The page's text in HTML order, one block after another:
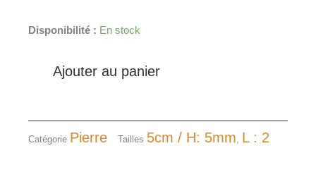
Disponibilité : En stock
quantité
d'agateAjouter au panier
Catégorie Pierre Tailles 5cm / H: 5mm L : 2